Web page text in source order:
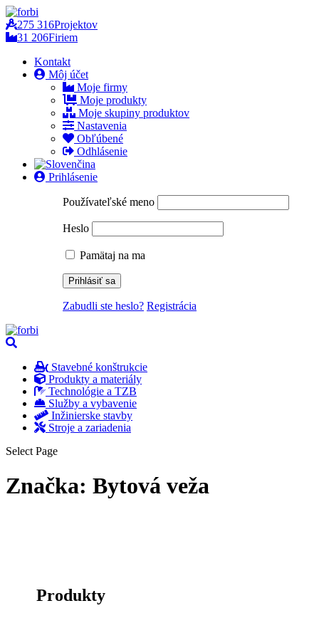
275 316Projektov
31 206Firiem
Kontakt
Môj účet
Moje firmy
Moje produkty
Moje skupiny produktov
Nastavenia
Obľúbené
Odhlásenie
Prihlásenie
Používateľské meno
Heslo
Pamätaj na ma
Zabudli ste heslo? Registrácia
Stavebné konštrukcie
Produkty a materiály
Technológie a TZB
Služby a vybavenie
Inžinierske stavby
Stroje a zariadenia
Select Page
Značka: Bytová veža
Produkty